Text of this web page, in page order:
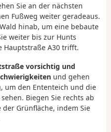
Sie an der nächsten
Fußweg weiter geradeaus.
hinab, um eine bebaute
weiter bis zur Hunts
Hauptstraße A30 trifft.
vorsichtig und
und gehen
um den Ententeich und die
Biegen Sie rechts ab
Grünfläche, indem Sie